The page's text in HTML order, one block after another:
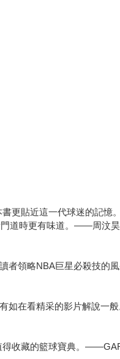
更貼近這一代球迷的記憶
門道時更有味道。——周汶
讀者領略NBA巨星必殺技
有如在看精采的影片解說
得收藏的籃球寶典。